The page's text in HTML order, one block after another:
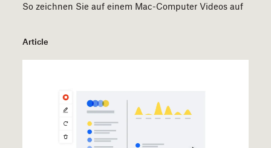
So zeichnen Sie auf einem Mac-Computer Videos auf
Article